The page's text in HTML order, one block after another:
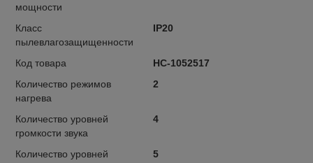
мощности
Класс
пылевлагозащищенности
IP20
Код товара
НС-1052517
Количество режимов
нагрева
2
Количество уровней
громкости звука
4
Количество уровней
5